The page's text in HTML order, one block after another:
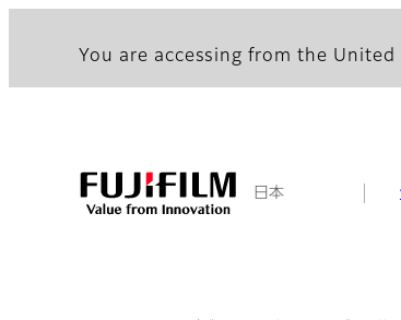
You are accessing from the
日本